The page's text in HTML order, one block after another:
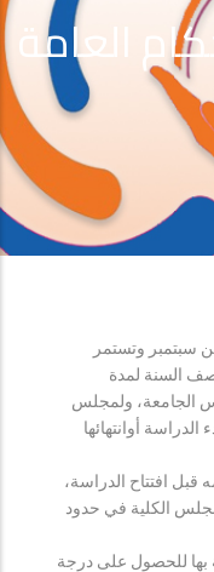
العامة
سبتمبر وتستمر
السنة لمدة
الجامعة، ولمجلس
أوانتهائها
قبل افتتاح الدراسة،
الكلية في حدود
بها للحصول على درجة